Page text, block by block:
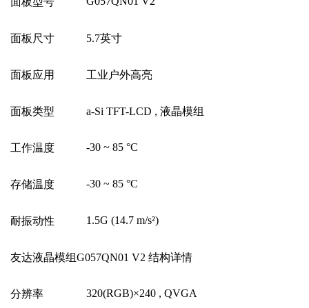
面板尺寸 5.7英寸
面板应用 工业户外高亮
面板类型 a-Si TFT-LCD , 液晶模组
工作温度 -30 ~ 85 °C
存储温度 -30 ~ 85 °C
耐振动性 1.5G (14.7 m/s²)
友达液晶模组G057QN01 V2 结构详情
分辨率 320(RGB)×240 , QVGA